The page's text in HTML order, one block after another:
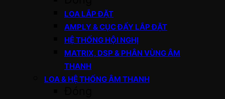
LOA LẮP ĐẶT
AMPLY & CỤC ĐẨY LẮP ĐẶT
HỆ THỐNG HỘI NGHỊ
MATRIX, DSP & PHÂN VÙNG ÂM
THANH
LOA & HỆ THỐNG ÂM THANH